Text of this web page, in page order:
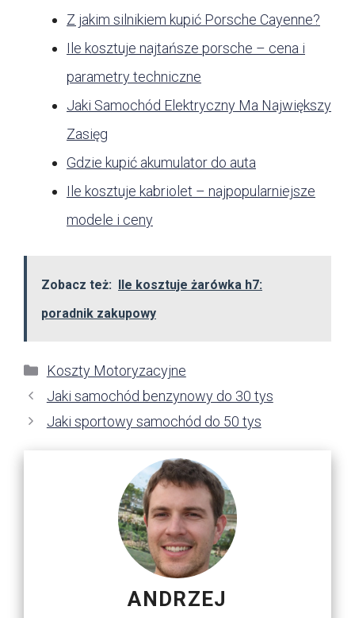
Z jakim silnikiem kupić Porsche Cayenne?
Ile kosztuje najtańsze porsche – cena i
parametry techniczne
Jaki Samochód Elektryczny Ma Największy
Zasięg
Gdzie kupić akumulator do auta
Ile kosztuje kabriolet – najpopularniejsze
modele i ceny
Zobacz też: Ile kosztuje żarówka h7:
poradnik zakupowy
Kategorie
Koszty Motoryzacyjne
Jaki samochód benzynowy do 30 tys
Jaki sportowy samochód do 50 tys
ANDRZEJ